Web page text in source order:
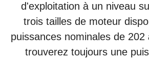
d'exploitation à un niveau
trois tailles de moteur
puissances nominales de
trouverez toujours une